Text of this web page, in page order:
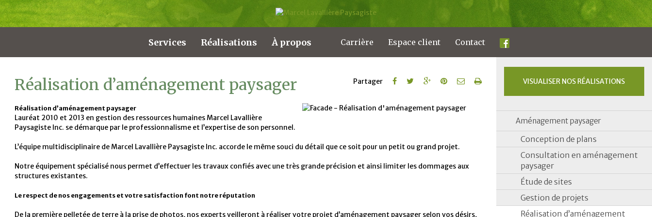
Services Réalisations À propos Carrière Espace client Contact
Réalisation d’aménagement paysager Partager
Réalisation d’aménagement paysager
Lauréat 2010 et 2013 en gestion des ressources humaines Marcel Lavallière
Paysagiste Inc. se démarque par le professionnalisme et l’expertise de son personnel.
L’équipe multidisciplinaire de Marcel Lavallière Paysagiste Inc. accorde le même souci du détail que ce soit pour un petit ou grand projet.
Notre équipement spécialisé nous permet d’effectuer les travaux confiés avec une très grande précision et ainsi limiter les dommages aux
structures existantes.
Le respect de nos engagements et votre satisfaction font notre réputation
De la première pelletée de terre à la prise de photos, nos experts veilleront à réaliser votre projet d’aménagement paysager selon vos désirs,
VISUALISER NOS RÉALISATIONS
Aménagement paysager
Conception de plans
Consultation en aménagement
paysager
Étude de sites
Gestion de projets
Réalisation d’aménagement